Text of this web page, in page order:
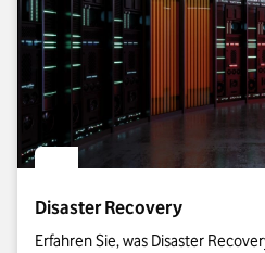
Disaster Recovery
Erfahren Sie, was Disaster